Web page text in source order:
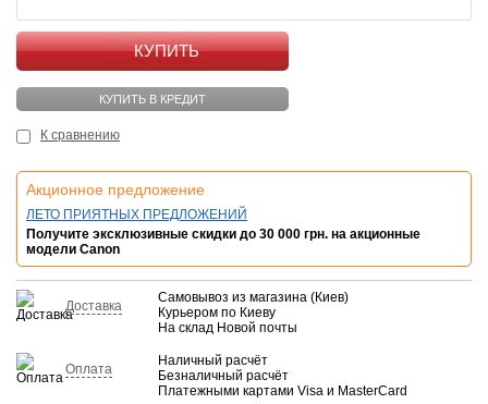
КУПИТЬ
КУПИТЬ В КРЕДИТ
К сравнению
Акционное предложение
ЛЕТО ПРИЯТНЫХ ПРЕДЛОЖЕНИЙ
Получите эксклюзивные скидки до 30 000 грн. на акционные
модели Canon
Доставка
Самовывоз из магазина (Киев)
Курьером по Киеву
На склад Новой почты
Оплата
Наличный расчёт
Безналичный расчёт
Платежными картами Visa и MasterCard